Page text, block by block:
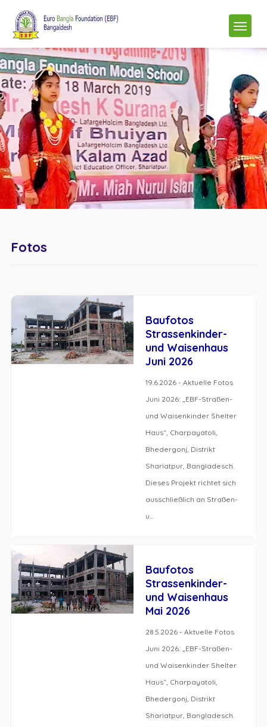
Fotos
Baufotos
Strassenkinder-
und Waisenhaus
Juni 2026
19.6.2026 - Aktuelle Fotos
Juni 2026: „EBF-Straßen-
und Waisenkinder Shelter
Haus“, Charpayatoli,
Bhedergonj, Distrikt
Shariatpur, Bangladesch.
Dieses Projekt richtet sich
ausschließlich an Straßen-
u...
Baufotos
Strassenkinder-
und Waisenhaus
Mai 2026
28.5.2026 - Aktuelle Fotos
Juni 2026: „EBF-Straßen-
und Waisenkinder Shelter
Haus“, Charpayatoli,
Bhedergonj, Distrikt
Shariatpur, Bangladesch.